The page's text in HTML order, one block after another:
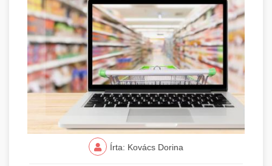
Írta: Kovács Dorina